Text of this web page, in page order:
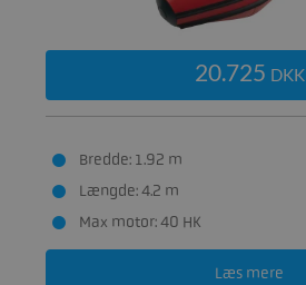
20.725 DKK
Bredde: 1.92 m
Længde: 4.2 m
Max motor: 40 HK
Læs mere